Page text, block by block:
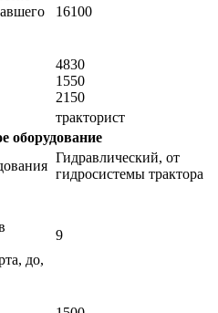
16100
4830
1550
2150
тракторист
оборудование
Гидравлический, от
гидросистемы трактора
до,
9